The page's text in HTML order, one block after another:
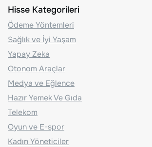
Hisse Kategorileri
Ödeme Yöntemleri
Sağlık ve İyi Yaşam
Yapay Zeka
Otonom Araçlar
Medya ve Eğlence
Hazır Yemek Ve Gıda
Telekom
Oyun ve E-spor
Kadın Yöneticiler